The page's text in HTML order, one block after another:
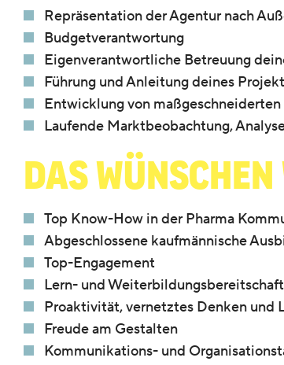
Repräsentation der Agentur nach
Budgetverantwortung
Eigenverantwortliche Betreuung
Führung und Anleitung deines
Entwicklung von
Laufende Marktbeobachtung,
Das
Top Know-How in der Pharma
Abgeschlossene kaufmännische
Top-Engagement
Lern- und Weiterbildungsbereitschaft
Proaktivität, vernetztes Denken und
Freude am Gestalten
Kommunikations- und